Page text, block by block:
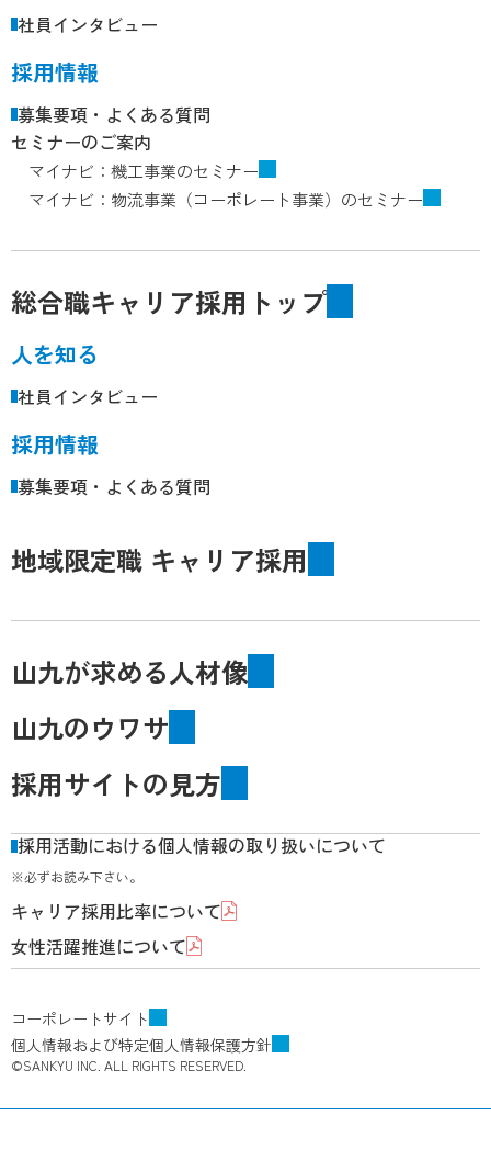
社員インタビュー
採用情報
募集要項・よくある質問
セミナーのご案内
マイナビ：機工事業のセミナー
マイナビ：物流事業（コーポレート事業）のセミナー
総合職キャリア採用トップ
人を知る
社員インタビュー
採用情報
募集要項・よくある質問
地域限定職 キャリア採用
山九が求める人材像
山九のウワサ
採用サイトの見方
採用活動における個人情報の取り扱いについて
※必ずお読み下さい。
キャリア採用比率について
女性活躍推進について
コーポレートサイト
個人情報および特定個人情報保護方針
©SANKYU INC. ALL RIGHTS RESERVED.